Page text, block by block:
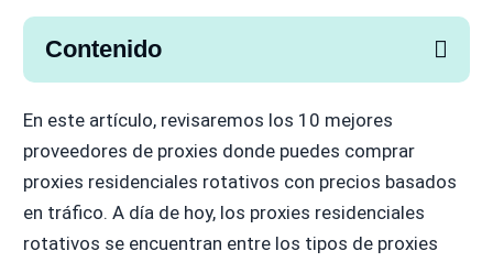
Contenido
En este artículo, revisaremos los 10 mejores
proveedores de proxies donde puedes comprar
proxies residenciales rotativos con precios basados
en tráfico. A día de hoy, los proxies residenciales
rotativos se encuentran entre los tipos de proxies